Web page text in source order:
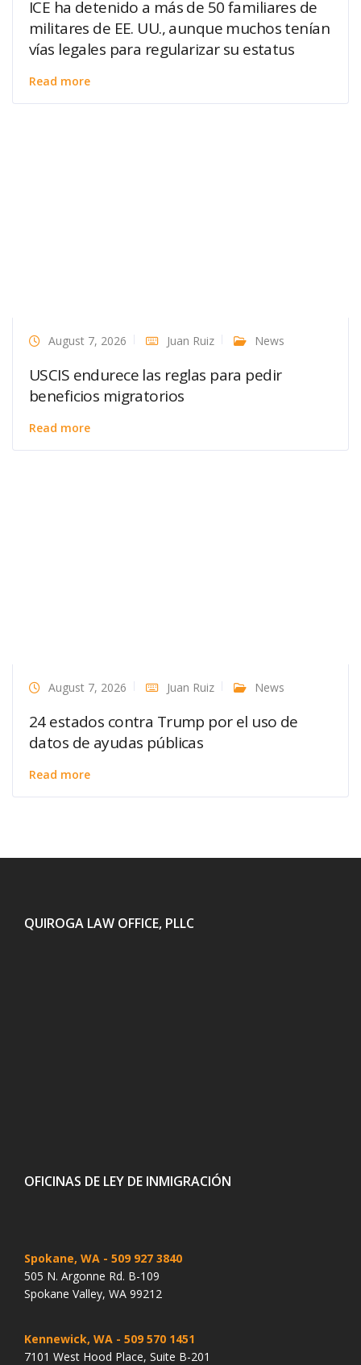
ICE ha detenido a más de 50 familiares de
militares de EE. UU., aunque muchos tenían
vías legales para regularizar su estatus
Read more
August 7, 2026 Juan Ruiz News
USCIS endurece las reglas para pedir
beneficios migratorios
Read more
August 7, 2026 Juan Ruiz News
24 estados contra Trump por el uso de
datos de ayudas públicas
Read more
QUIROGA LAW OFFICE, PLLC
OFICINAS DE LEY DE INMIGRACIÓN
Spokane, WA - 509 927 3840
505 N. Argonne Rd. B-109
Spokane Valley, WA 99212
Kennewick, WA - 509 570 1451
7101 West Hood Place, Suite B-201